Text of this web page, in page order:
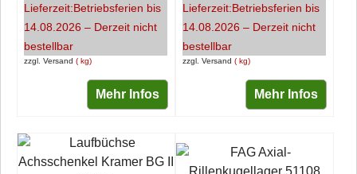
zzgl. Versand kg
Lieferzeit:Betriebsferien bis
14.08.2026 – Derzeit nicht
bestellbar
Mehr Infos
zzgl. Versand kg
Lieferzeit:Betriebsferien bis
14.08.2026 – Derzeit nicht
bestellbar
Mehr Infos